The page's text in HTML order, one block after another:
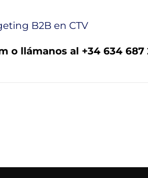
B2B en CTV
o llámanos al +34 634 687